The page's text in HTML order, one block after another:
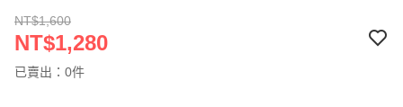
NT$1,600
NT$1,280
已賣出：0件